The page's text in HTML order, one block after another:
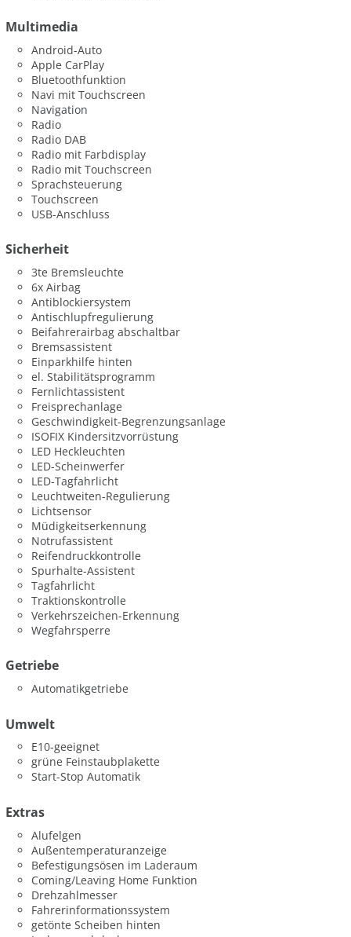
Multimedia
Android-Auto
Apple CarPlay
Bluetoothfunktion
Navi mit Touchscreen
Navigation
Radio
Radio DAB
Radio mit Farbdisplay
Radio mit Touchscreen
Sprachsteuerung
Touchscreen
USB-Anschluss
Sicherheit
3te Bremsleuchte
6x Airbag
Antiblockiersystem
Antischlupfregulierung
Beifahrerairbag abschaltbar
Bremsassistent
Einparkhilfe hinten
el. Stabilitätsprogramm
Fernlichtassistent
Freisprechanlage
Geschwindigkeit-Begrenzungsanlage
ISOFIX Kindersitzvorrüstung
LED Heckleuchten
LED-Scheinwerfer
LED-Tagfahrlicht
Leuchtweiten-Regulierung
Lichtsensor
Müdigkeitserkennung
Notrufassistent
Reifendruckkontrolle
Spurhalte-Assistent
Tagfahrlicht
Traktionskontrolle
Verkehrszeichen-Erkennung
Wegfahrsperre
Getriebe
Automatikgetriebe
Umwelt
E10-geeignet
grüne Feinstaubplakette
Start-Stop Automatik
Extras
Alufelgen
Außentemperaturanzeige
Befestigungsösen im Laderaum
Coming/Leaving Home Funktion
Drehzahlmesser
Fahrerinformationssystem
getönte Scheiben hinten